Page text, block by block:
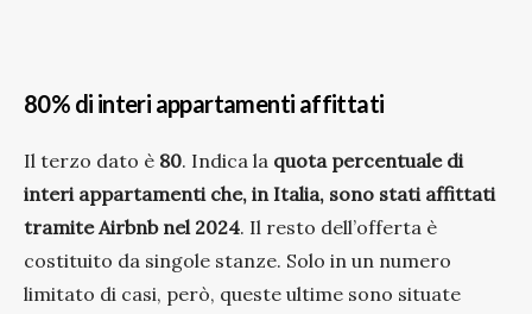
80% di interi appartamenti affittati
Il terzo dato è 80. Indica la quota percentuale di
interi appartamenti che, in Italia, sono stati affittati
tramite Airbnb nel 2024. Il resto dell’offerta è
costituito da singole stanze. Solo in un numero
limitato di casi, però, queste ultime sono situate